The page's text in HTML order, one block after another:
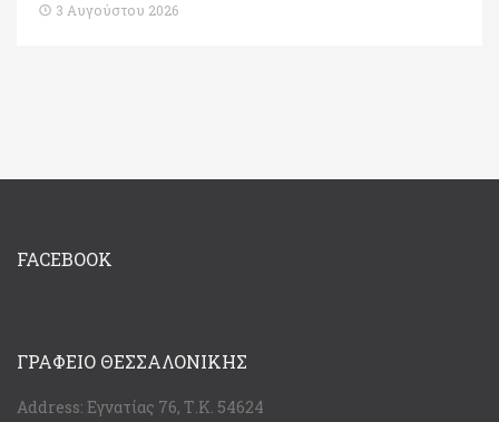
3 Αυγούστου 2026
FACEBOOK
ΓΡΑΦΕΊΟ ΘΕΣΣΑΛΟΝΊΚΗΣ
Address: Εγνατίας 76, Τ.Κ. 54624